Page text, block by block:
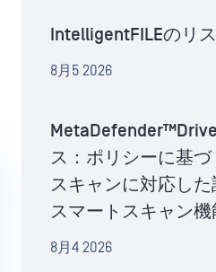
IntelligentFILEのリ
8月5 2026
ス：ポリシーに基づ
スキャンに対応し
スマートスキャン機
8月4 2026